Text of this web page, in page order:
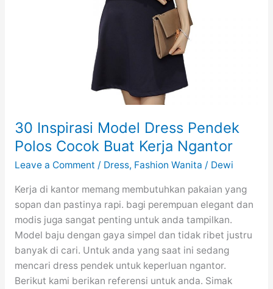
30 Inspirasi Model Dress Pendek
Polos Cocok Buat Kerja Ngantor
Leave a Comment / Dress, Fashion Wanita / Dewi
Kerja di kantor memang membutuhkan pakaian yang
sopan dan pastinya rapi. bagi perempuan elegant dan
modis juga sangat penting untuk anda tampilkan.
Model baju dengan gaya simpel dan tidak ribet justru
banyak di cari. Untuk anda yang saat ini sedang
mencari dress pendek untuk keperluan ngantor.
Berikut kami berikan referensi untuk anda. Simak